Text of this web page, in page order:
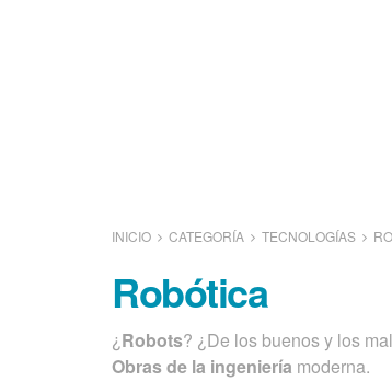
INICIO CATEGORÍA TECNOLOGÍ­AS
Robótica
¿Robots? ¿De los buenos y los
Obras de la ingenierí­a moderna.